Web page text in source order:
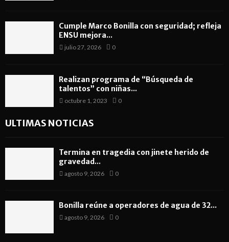
Cumple Marco Bonilla con seguridad; refleja
ENSU mejora...
julio 27, 2026 0
Realizan programa de “Búsqueda de
talentos” con niñas...
octubre 1, 2023 0
ULTIMAS NOTICIAS
Termina en tragedia con jinete herido de
gravedad...
agosto 9, 2026 0
Bonilla reúne a operadores de agua de 32...
agosto 9, 2026 0